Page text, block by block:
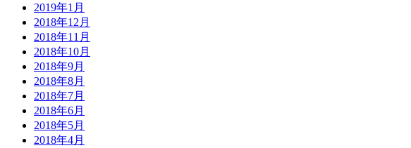
2019年1月
2018年12月
2018年11月
2018年10月
2018年9月
2018年8月
2018年7月
2018年6月
2018年5月
2018年4月